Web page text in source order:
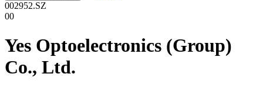
002952.SZ
00
Yes Optoelectronics (Group)
Co., Ltd.